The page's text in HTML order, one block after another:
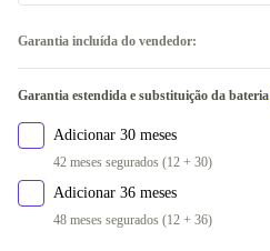
preto
branco
Disponível noutras configurações
Garantia incluída do vendedor:
Garantia estendida e substituição da bateria
Adicionar 30 meses
42 meses segurados (12 + 30)
Adicionar 36 meses
48 meses segurados (12 + 36)